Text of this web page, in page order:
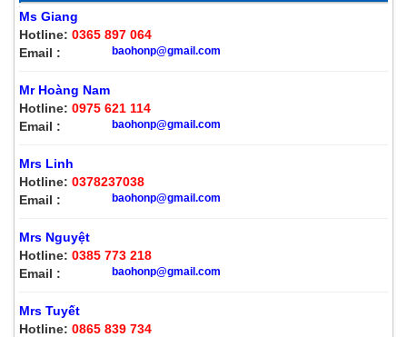
Ms Giang
Hotline: 0365 897 064
Email :
baohonp@gmail.com
Mr Hoàng Nam
Hotline: 0975 621 114
Email :
baohonp@gmail.com
Mrs Linh
Hotline: 0378237038
Email :
baohonp@gmail.com
Mrs Nguyệt
Hotline: 0385 773 218
Email :
baohonp@gmail.com
Mrs Tuyết
Hotline: 0865 839 734